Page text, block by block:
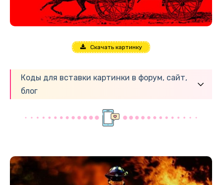
Скачать картинку
Коды для вставки картинки в форум, сайт,
блог